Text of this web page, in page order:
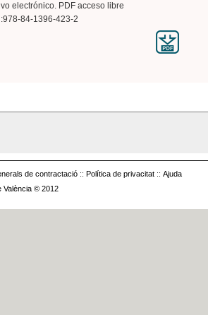
electrónico. PDF acceso libre
84-1396-423-2
de contractació :: Política de privacitat :: Ajuda
València © 2012